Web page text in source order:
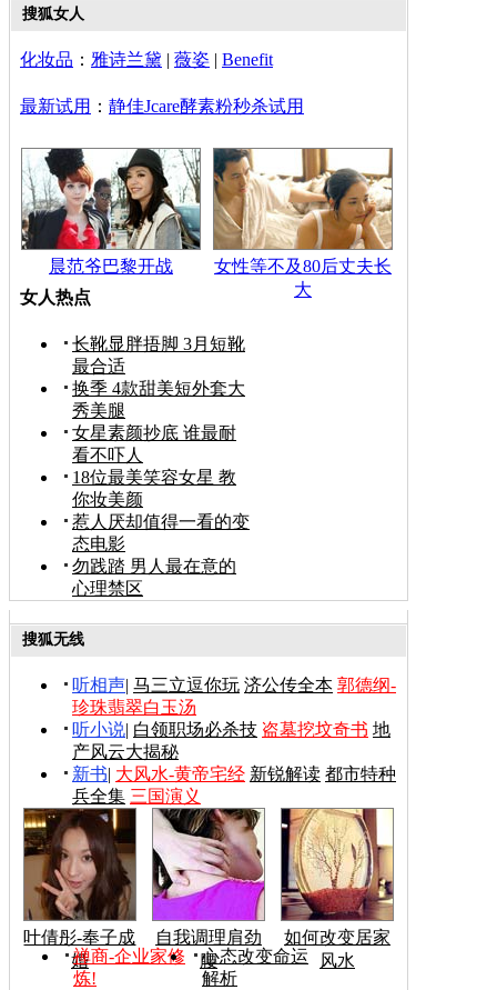
搜狐女人
化妆品 ： 雅诗兰黛 | 薇姿 | Benefit
最新试用 ： 静佳Jcare酵素粉秒杀试用
晨范爷巴黎开战
女性等不及80后丈夫长
大
女人热点
长靴显胖捂脚 3月短靴
最合适
换季 4款甜美短外套大
秀美腿
女星素颜抄底 谁最耐
看不吓人
18位最美笑容女星 教
你妆美颜
惹人厌却值得一看的变
态电影
勿践踏 男人最在意的
心理禁区
搜狐无线
听相声| 马三立逗你玩 济公传全本 郭德纲-
珍珠翡翠白玉汤
听小说| 白领职场必杀技 盗墓挖坟奇书 地
产风云大揭秘
新书| 大风水-黄帝宅经 新锐解读 都市特种
兵全集 三国演义
叶倩彤-奉子成
婚
自我调理肩劲
腰
如何改变居家
风水
禅商-企业家修
炼!
心态改变命运
解析